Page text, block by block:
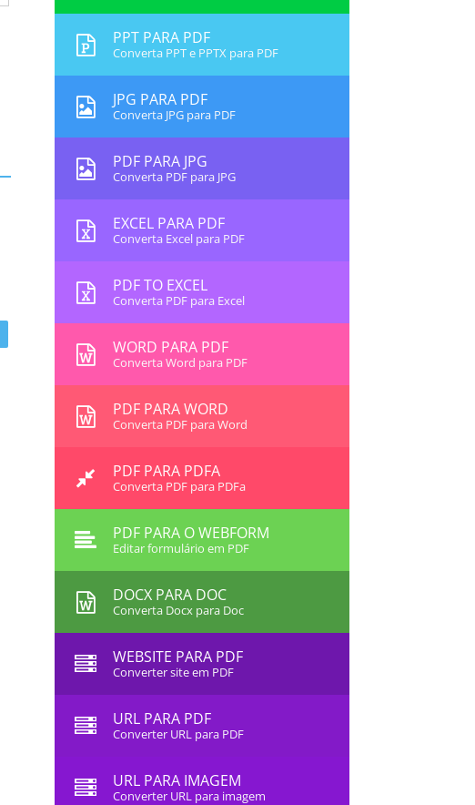
PPT PARA PDF
Converta PPT e PPTX para PDF
JPG PARA PDF
Converta JPG para PDF
PDF PARA JPG
Converta PDF para JPG
EXCEL PARA PDF
Converta Excel para PDF
PDF TO EXCEL
Converta PDF para Excel
WORD PARA PDF
Converta Word para PDF
PDF PARA WORD
Converta PDF para Word
PDF PARA PDFA
Converta PDF para PDFa
PDF PARA O WEBFORM
Editar formulário em PDF
DOCX PARA DOC
Converta Docx para Doc
WEBSITE PARA PDF
Converter site em PDF
URL PARA PDF
Converter URL para PDF
URL PARA IMAGEM
Converter URL para imagem